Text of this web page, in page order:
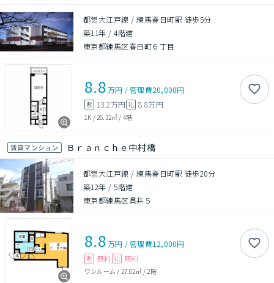
都営大江戸線 / 練馬春日町駅 徒歩5分
築11年 /4階建
東京都練馬区春日町６丁目
8.8万円 /管理費20,000円
敷 13.2万円 礼 8.8万円
1K / 26.32㎡ / 4階
賃貸マンション Ｂｒａｎｃｈｅ中村橋
都営大江戸線 / 練馬春日町駅 徒歩20分
築12年 /5階建
東京都練馬区貫井５
8.8万円 /管理費12,000円
敷 無料 礼 無料
ワンルーム / 27.02㎡/ 2階